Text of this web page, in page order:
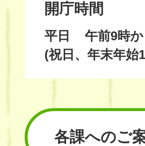
開庁時間
平日
午前9時
(祝日、年末年始
各課へのご